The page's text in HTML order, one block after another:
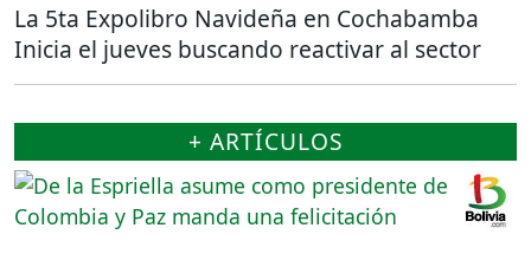
La 5ta Expolibro Navideña en Cochabamba
Inicia el jueves buscando reactivar al sector
+ ARTÍCULOS